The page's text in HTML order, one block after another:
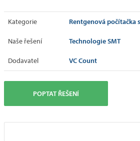
Kategorie Rentgenová počítačka
Naše řešení Technologie SMT
Dodavatel VC Count
POPTAT ŘEŠENÍ